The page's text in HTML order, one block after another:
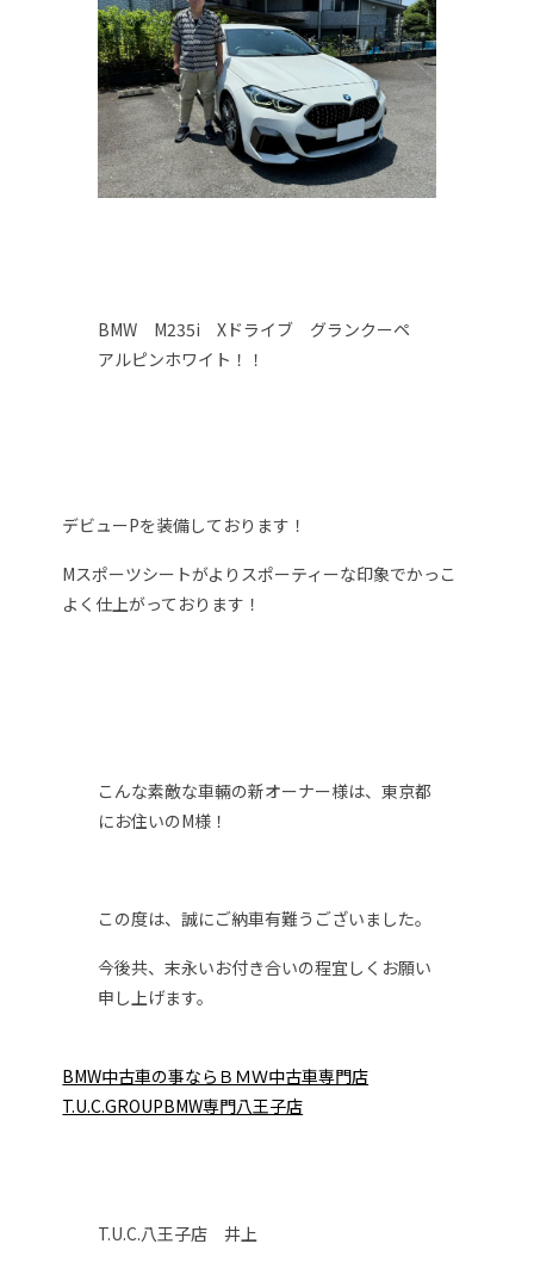
BMW M235i Xドライブ グランクーペ
アルピンホワイト！！
デビューPを装備しております！
Mスポーツシートがよりスポーティーな印象でかっこ
よく仕上がっております！
こんな素敵な車輛の新オーナー様は、東京都
にお住いのM様！
この度は、誠にご納車有難うございました。
今後共、末永いお付き合いの程宜しくお願い
申し上げます。
BMW中古車の事ならＢＭＷ中古車専門店
T.U.C.GROUPBMW専門八王子店
T.U.C.八王子店 井上